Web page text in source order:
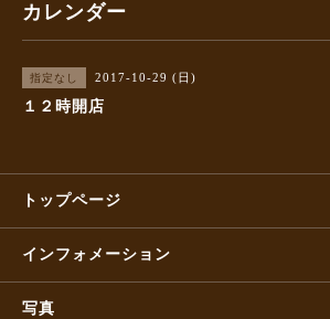
カレンダー
指定なし 2017-10-29 (日)
１２時開店
トップページ
インフォメーション
写真